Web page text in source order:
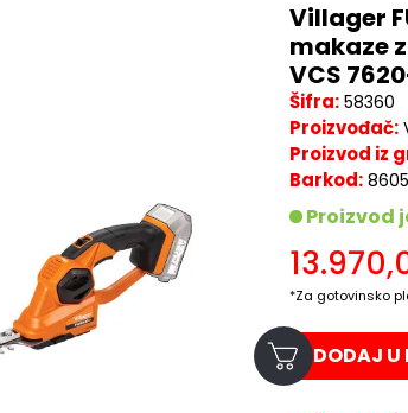
Villager
makaze
VCS
Šifra: 58360
Proizvođač:
Proizvod iz
Barkod:
Proizvod
*Za gotovinsko
DODAJ U